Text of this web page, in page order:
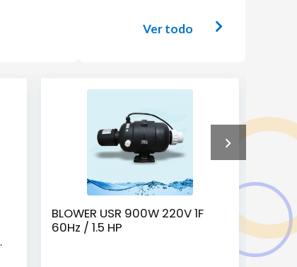
Ver todo
BLOWER USR 900W 220V 1F
60Hz / 1.5 HP